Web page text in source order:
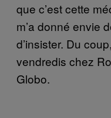
que c’est cette
m’a donné envie
d’insister. Du
vendredis chez
Globo.